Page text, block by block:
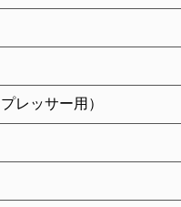
レッサー用）